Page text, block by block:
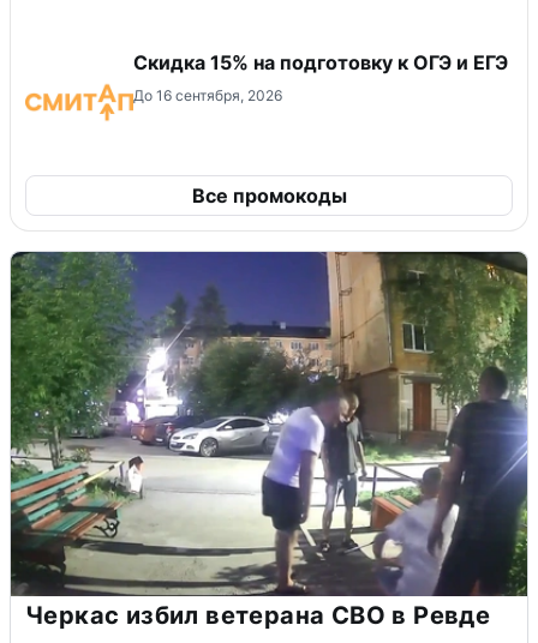
Скидка 15% на подготовку к ОГЭ и ЕГЭ
До 16 сентября, 2026
Все промокоды
Черкас избил ветерана СВО в Ревде